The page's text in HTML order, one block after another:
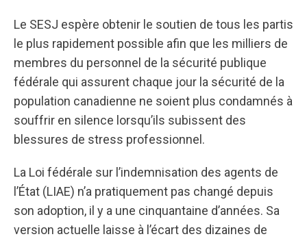
Le SESJ espère obtenir le soutien de tous les partis
le plus rapidement possible afin que les milliers de
membres du personnel de la sécurité publique
fédérale qui assurent chaque jour la sécurité de la
population canadienne ne soient plus condamnés à
souffrir en silence lorsqu’ils subissent des
blessures de stress professionnel.
La Loi fédérale sur l’indemnisation des agents de
l’État (LIAE) n’a pratiquement pas changé depuis
son adoption, il y a une cinquantaine d’années. Sa
version actuelle laisse à l’écart des dizaines de